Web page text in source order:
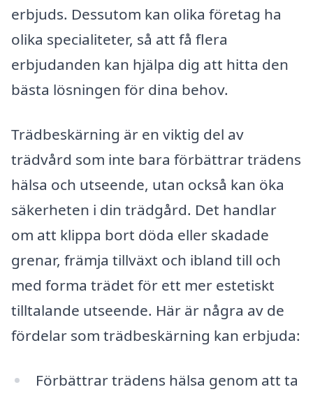
erbjuds. Dessutom kan olika företag ha
olika specialiteter, så att få flera
erbjudanden kan hjälpa dig att hitta den
bästa lösningen för dina behov.
Trädbeskärning är en viktig del av
trädvård som inte bara förbättrar trädens
hälsa och utseende, utan också kan öka
säkerheten i din trädgård. Det handlar
om att klippa bort döda eller skadade
grenar, främja tillväxt och ibland till och
med forma trädet för ett mer estetiskt
tilltalande utseende. Här är några av de
fördelar som trädbeskärning kan erbjuda:
Förbättrar trädens hälsa genom att ta